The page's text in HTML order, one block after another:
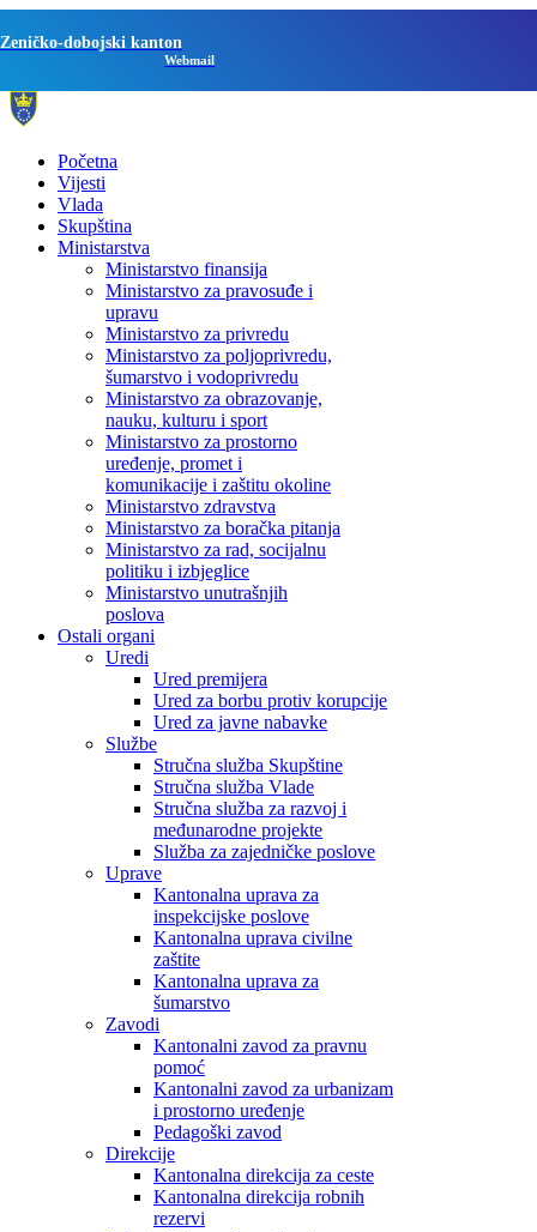
Zeničko-dobojski kanton
Webmail
Početna
Vijesti
Vlada
Skupština
Ministarstva
Ministarstvo finansija
Ministarstvo za pravosuđe i
upravu
Ministarstvo za privredu
Ministarstvo za poljoprivredu,
šumarstvo i vodoprivredu
Ministarstvo za obrazovanje,
nauku, kulturu i sport
Ministarstvo za prostorno
uređenje, promet i
komunikacije i zaštitu okoline
Ministarstvo zdravstva
Ministarstvo za boračka pitanja
Ministarstvo za rad, socijalnu
politiku i izbjeglice
Ministarstvo unutrašnjih
poslova
Ostali organi
Uredi
Ured premijera
Ured za borbu protiv korupcije
Ured za javne nabavke
Službe
Stručna služba Skupštine
Stručna služba Vlade
Stručna služba za razvoj i
međunarodne projekte
Služba za zajedničke poslove
Uprave
Kantonalna uprava za
inspekcijske poslove
Kantonalna uprava civilne
zaštite
Kantonalna uprava za
šumarstvo
Zavodi
Kantonalni zavod za pravnu
pomoć
Kantonalni zavod za urbanizam
i prostorno uređenje
Pedagoški zavod
Direkcije
Kantonalna direkcija za ceste
Kantonalna direkcija robnih
rezervi